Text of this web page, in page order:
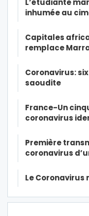
L’étudiante
inhumée au
Capitales
remplace
Coronavirus:
saoudite
France-Un
coronavirus
Première
coronavirus
Le Coronavirus